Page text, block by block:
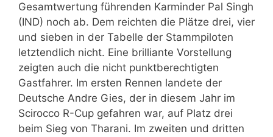
Gesamtwertung führenden Karminder Pal Singh
(IND) noch ab. Dem reichten die Plätze drei, vier
und sieben in der Tabelle der Stammpiloten
letztendlich nicht. Eine brilliante Vorstellung
zeigten auch die nicht punktberechtigten
Gastfahrer. Im ersten Rennen landete der
Deutsche Andre Gies, der in diesem Jahr im
Scirocco R-Cup gefahren war, auf Platz drei
beim Sieg von Tharani. Im zweiten und dritten